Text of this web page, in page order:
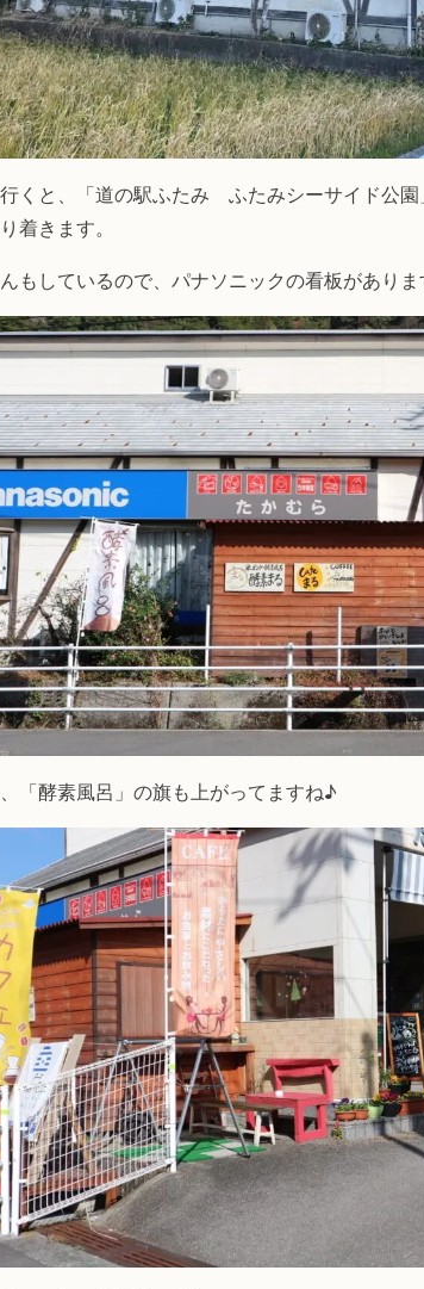
くと、「道の駅ふたみ ふたみシーサイド公
着きます。
もしているので、パナソニックの看板がありま
「酵素風呂」の旗も上がってますね♪